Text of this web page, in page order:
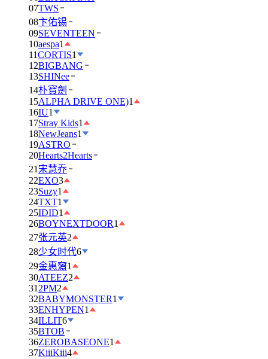
07TWS
08卞佑锡
09SEVENTEEN
10aespa1
11CORTIS1
12BIGBANG
13SHINee
14朴寶劍
15ALPHA DRIVE ONE)1
16IU1
17Stray Kids1
18NewJeans1
19ASTRO
20Hearts2Hearts
21 宋慧乔
22EXO3
23Suzy1
24TXT1
25IDID1
26BOYNEXTDOOR1
27张元英2
28少女时代6
29金惠奫1
30ATEEZ2
31 2PM2
32BABYMONSTER1
33ENHYPEN1
34ILLIT6
35BTOB
36ZEROBASEONE1
37KiiiKiii4